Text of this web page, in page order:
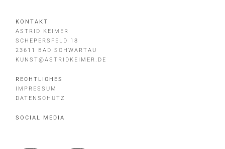
KONTAKT
ASTRID KEIMER
SCHEPERSFELD 18
23611 BAD SCHWARTAU
KUNST@ASTRIDKEIMER.DE
RECHTLICHES
IMPRESSUM
DATENSCHUTZ
SOCIAL MEDIA